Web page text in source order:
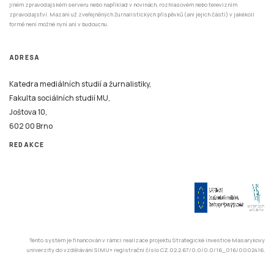
jiném zpravodajském serveru nebo například v novinách, rozhlasovém nebo televizním
zpravodajství. Mazání už zveřejněných žurnalistických příspěvků (ani jejich částí) v jakékoli
formě není možné nyní ani v budoucnu.
ADRESA
Katedra mediálních studií a žurnalistiky,
Fakulta sociálních studií MU,
Joštova 10,
602 00 Brno
REDAKCE
Tento systém je financován v rámci realizace projektu Strategické investice Masarykovy
univerzity do vzdělávání SIMU+ registrační číslo CZ.02.2.67/0.0/0.0/16_016/0002416.